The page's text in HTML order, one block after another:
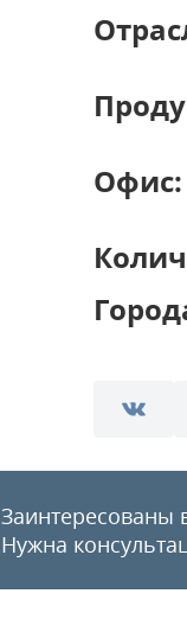
Офис:
Заинтересованы
Нужна